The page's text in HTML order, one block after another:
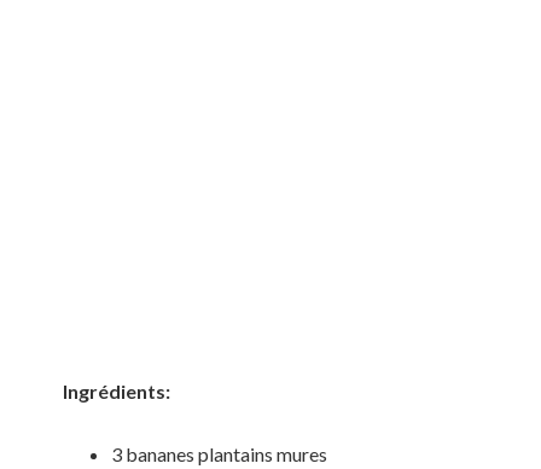
Ingrédients:
3 bananes plantains mures